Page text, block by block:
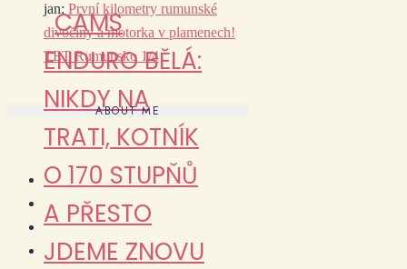
CAMS
ENDURO BĚLÁ:
NIKDY NA
TRATI, KOTNÍK
O 170 STUPŇŮ
A PŘESTO
JDEME ZNOVU
jan: První kilometry rumunské
divočiny a motorka v plamenech!
TET Rumunsko 1/4
ABOUT ME